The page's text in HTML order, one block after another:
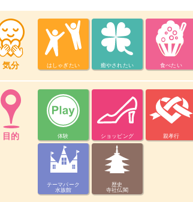
気分 はしゃぎたい 癒やされたい 食べたい
目的 体験 ショッピング 親孝行
テーマパーク
水族館
歴史
寺社仏閣